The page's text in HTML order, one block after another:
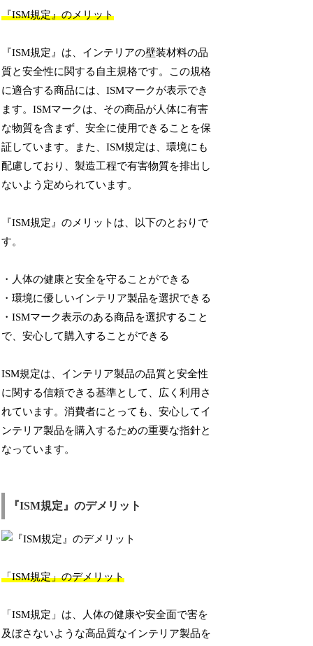
『ISM規定』のメリット
『ISM規定』は、インテリアの壁装材料の品
質と安全性に関する自主規格です。この規格
に適合する商品には、ISMマークが表示でき
ます。ISMマークは、その商品が人体に有害
な物質を含まず、安全に使用できることを保
証しています。また、ISM規定は、環境にも
配慮しており、製造工程で有害物質を排出し
ないよう定められています。
『ISM規定』のメリットは、以下のとおりで
す。
・人体の健康と安全を守ることができる
・環境に優しいインテリア製品を選択できる
・ISMマーク表示のある商品を選択すること
で、安心して購入することができる
ISM規定は、インテリア製品の品質と安全性
に関する信頼できる基準として、広く利用さ
れています。消費者にとっても、安心してイ
ンテリア製品を購入するための重要な指針と
なっています。
『ISM規定』のデメリット
「ISM規定」のデメリット
「ISM規定」は、人体の健康や安全面で害を
及ぼさないような高品質なインテリア製品を